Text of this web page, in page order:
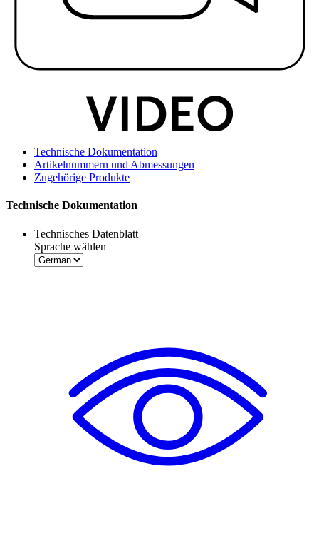
Technische Dokumentation
Artikelnummern und Abmessungen
Zugehörige Produkte
Technische Dokumentation
Technisches Datenblatt
Sprache wählen